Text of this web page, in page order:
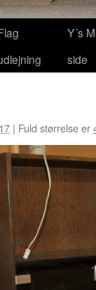
Y´s
side
| Fuld størrelse er